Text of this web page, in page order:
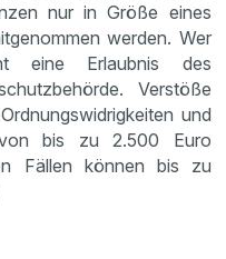
nur in Größe eines
werden. Wer
eine Erlaubnis des
Verstöße
und
bis zu 2.500 Euro
Fällen können bis zu